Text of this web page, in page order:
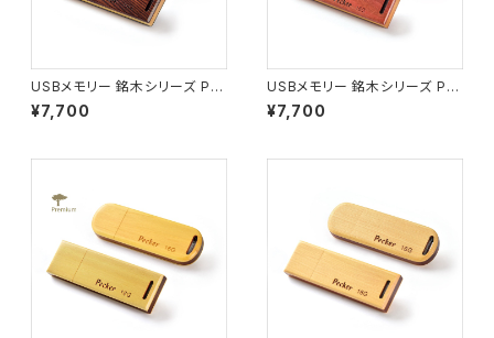
USBメモリー 銘木シリーズ P0
2 キングウッド ロング(16G)
¥7,700
USBメモリー 銘木シリーズ P0
7 ピンクアイボリー ロング(16
G)
¥7,700